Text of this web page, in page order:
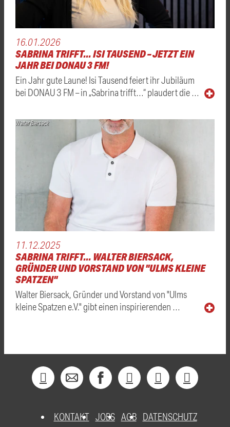
16.01.2026
SABRINA TRIFFT... ISI TAUSEND – JETZT EIN
JAHR BEI DONAU 3 FM!
Ein Jahr gute Laune! Isi Tausend feiert ihr Jubiläum
bei DONAU 3 FM – in „Sabrina trifft…“ plaudert die …
Walter Biersack
11.12.2025
SABRINA TRIFFT... WALTER BIERSACK,
GRÜNDER UND VORSTAND VON "ULMS KLEINE
SPATZEN"
Walter Biersack, Gründer und Vorstand von "Ulms
kleine Spatzen e.V." gibt einen inspirierenden …
KONTAKT JOBS AGB DATENSCHUTZ